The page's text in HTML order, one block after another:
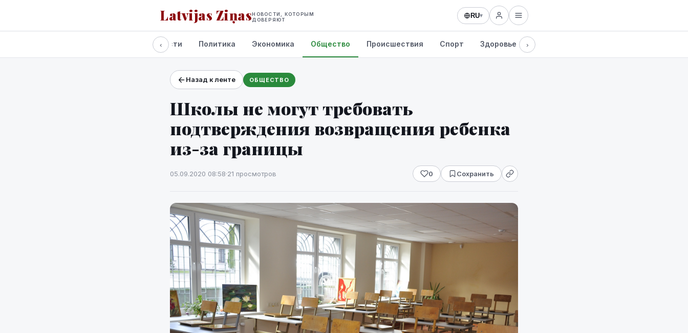
Latvijas ZiņasНОВОСТИ, КОТОРЫМ
ДОВЕРЯЮТ
RU▾
Проекты и сервисы
‹
Все новости Политика Экономика Общество Происшествия Спорт Здоровье Культура
›
Назад к ленте ОБЩЕСТВО
Школы не могут требовать
подтверждения возвращения ребенка
из-за границы
05.09.2020 08:58·21 просмотров 0 Сохранить